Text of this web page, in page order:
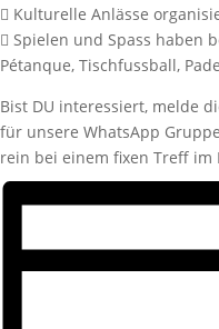
 Kulturelle Anlässe
 Spielen und Spass haben
Pétanque, Tischfussball,
Bist DU interessiert, melde
für unsere WhatsApp
rein bei einem fixen Treff im